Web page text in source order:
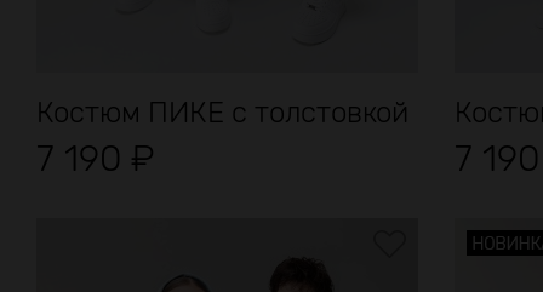
Костюм ПИКЕ с толстовкой
7 190 ₽ 7